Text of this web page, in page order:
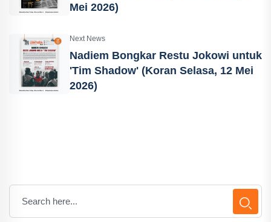
Mei 2026)
Next News
Nadiem Bongkar Restu Jokowi untuk
'Tim Shadow' (Koran Selasa, 12 Mei
2026)